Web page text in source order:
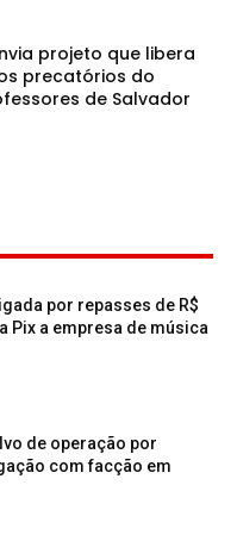
projeto que libera
precatórios do
de Salvador
por repasses de R$
Pix a empresa de música
de operação por
com facção em